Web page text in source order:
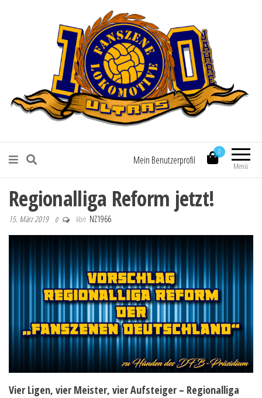
Fanszene Lokomotive Leipzig
Menü
0
Mein Benutzerprofil
Regionalliga Reform jetzt!
15. März 2019 0 Von NZ1966
Vier Ligen, vier Meister, vier Aufsteiger – Regionalliga